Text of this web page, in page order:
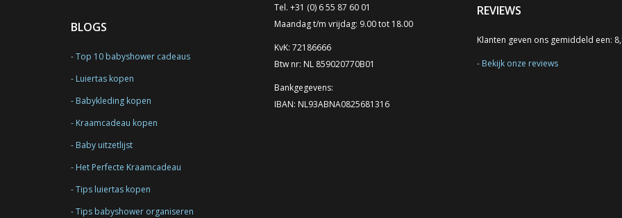
BLOGS
Top 10 babyshower cadeaus
Luiertas kopen
Babykleding kopen
Kraamcadeau kopen
Baby uitzetlijst
Het Perfecte Kraamcadeau
Tips luiertas kopen
Tips babyshower organiseren
Tel. +31 (0) 6 55 87 60 01
Maandag t/m vrijdag: 9.00 tot 18.00
KvK: 72186666
Btw nr: NL 859020770B01
Bankgegevens:
IBAN: NL93ABNA0825681316
REVIEWS
Klanten geven ons gemiddeld een:
Bekijk onze reviews